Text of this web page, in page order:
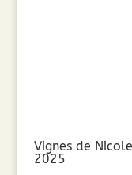
Vignes de
2025